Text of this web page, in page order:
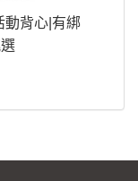
動背心|有綁